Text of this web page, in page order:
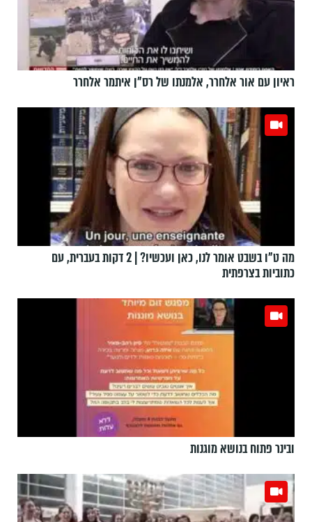
ראיון עם אור אלחרר, אלמנתו של רס"ן איתמר אלחרר
מה ט"ו בשבט אומר לנו, כאן ועכשיו? | 2 דקות בעברית, עם
כתוביות בצרפתית
ובינר פתוח בנושא מוגנות